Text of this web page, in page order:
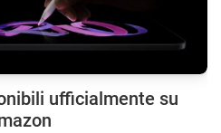
ufficialmente su